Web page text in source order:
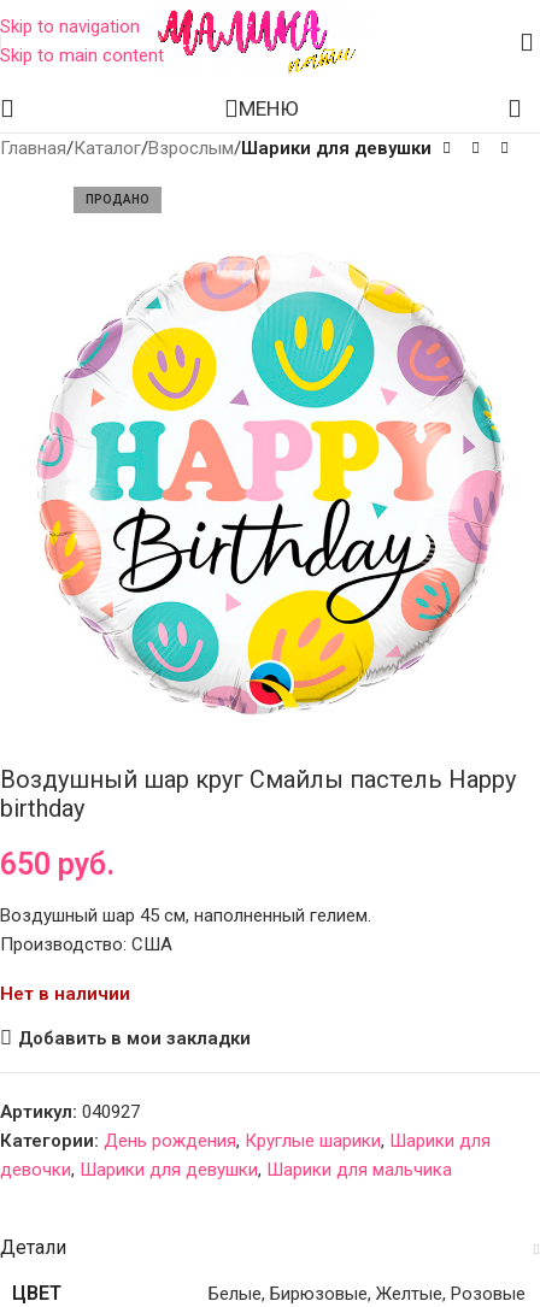
Skip to navigation
Skip to main content
МЕНЮ
Главная Каталог Взрослым Шарики для девушки
ПРОДАНО
Воздушный шар круг Смайлы пастель Happy
birthday
650 руб.
Воздушный шар 45 см, наполненный гелием.
Производство: США
Нет в наличии
Добавить в мои закладки
Артикул: 040927
Категории: День рождения, Круглые шарики, Шарики для
девочки, Шарики для девушки, Шарики для мальчика
Детали
ЦВЕТ
Белые, Бирюзовые, Желтые, Розовые